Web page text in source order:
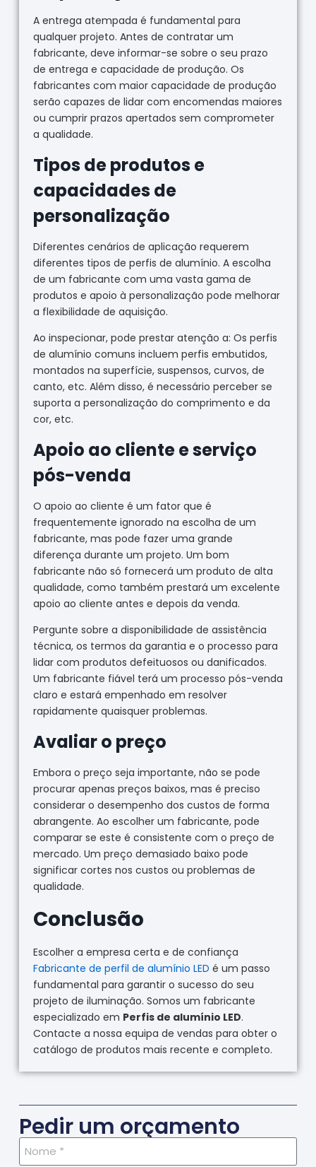
A entrega atempada é fundamental para
qualquer projeto. Antes de contratar um
fabricante, deve informar-se sobre o seu prazo
de entrega e capacidade de produção. Os
fabricantes com maior capacidade de produção
serão capazes de lidar com encomendas maiores
ou cumprir prazos apertados sem comprometer
a qualidade.
Tipos de produtos e
capacidades de
personalização
Diferentes cenários de aplicação requerem
diferentes tipos de perfis de alumínio. A escolha
de um fabricante com uma vasta gama de
produtos e apoio à personalização pode melhorar
a flexibilidade de aquisição.
Ao inspecionar, pode prestar atenção a: Os perfis
de alumínio comuns incluem perfis embutidos,
montados na superfície, suspensos, curvos, de
canto, etc. Além disso, é necessário perceber se
suporta a personalização do comprimento e da
cor, etc.
Apoio ao cliente e serviço
pós-venda
O apoio ao cliente é um fator que é
frequentemente ignorado na escolha de um
fabricante, mas pode fazer uma grande
diferença durante um projeto. Um bom
fabricante não só fornecerá um produto de alta
qualidade, como também prestará um excelente
apoio ao cliente antes e depois da venda.
Pergunte sobre a disponibilidade de assistência
técnica, os termos da garantia e o processo para
lidar com produtos defeituosos ou danificados.
Um fabricante fiável terá um processo pós-venda
claro e estará empenhado em resolver
rapidamente quaisquer problemas.
Avaliar o preço
Embora o preço seja importante, não se pode
procurar apenas preços baixos, mas é preciso
considerar o desempenho dos custos de forma
abrangente. Ao escolher um fabricante, pode
comparar se este é consistente com o preço de
mercado. Um preço demasiado baixo pode
significar cortes nos custos ou problemas de
qualidade.
Conclusão
Escolher a empresa certa e de confiança
Fabricante de perfil de alumínio LED é um passo
fundamental para garantir o sucesso do seu
projeto de iluminação. Somos um fabricante
especializado em Perfis de alumínio LED.
Contacte a nossa equipa de vendas para obter o
catálogo de produtos mais recente e completo.
Pedir um orçamento